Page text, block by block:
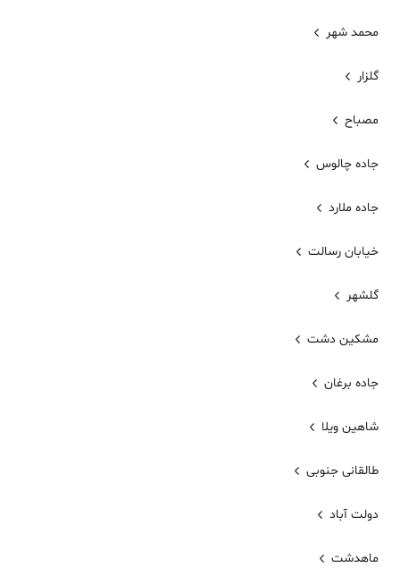
محمد شهر
گلزار
مصباح
جاده چالوس
جاده ملارد
خیابان رسالت
گلشهر
مشکین دشت
جاده برغان
شاهین ویلا
طالقانی جنوبی
دولت آباد
ماهدشت